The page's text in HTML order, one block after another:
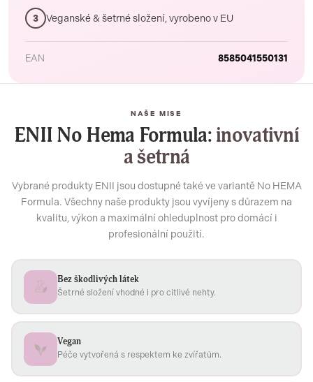
3 Veganské & šetrné složení, vyrobeno v EU
EAN 8585041550131
NAŠE MISE
ENII No Hema Formula:inovativní
a šetrná
Vybrané produkty ENII jsou dostupné také ve variantě No HEMA
Formula. Všechny naše produkty jsou vyvíjeny s důrazem na
kvalitu, výkon a maximální ohleduplnost pro domácí i
profesionální použití.
Bez škodlivých látek
Šetrné složení vhodné i pro citlivé nehty.
Vegan
Péče vytvořená s respektem ke zvířatům.